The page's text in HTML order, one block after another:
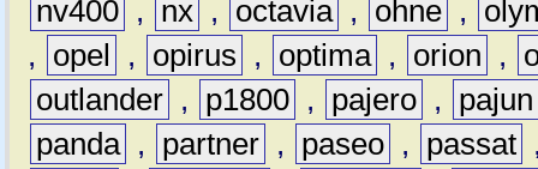
nv400 , nx , octavia , ohne ,
,
opel , opirus , optima , orion ,
outlander , p1800 , pajero ,
pajun
panda , partner , paseo , passat